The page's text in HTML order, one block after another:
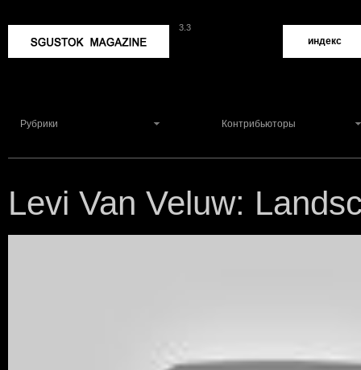
3.3
индекс
Рубрики Контрибьюторы
Levi Van Veluw: